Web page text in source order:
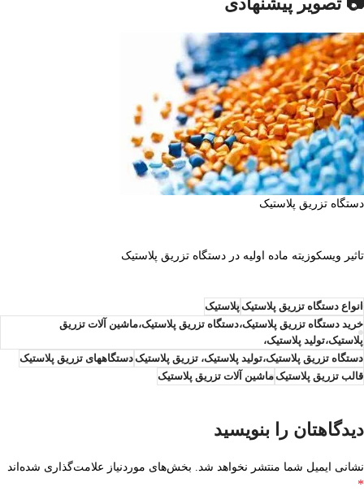
دستگاه تزریق پلاستیک
تاثیر ویسکوزیته ماده اولیه در دستگاه تزریق پلاستیک
انواع دستگاه تزریق پلاستیکپلاستیک
خرید دستگاه تزریق پلاستیک،دستگاه تزریق پلاستیک،ماشین آلات تزریق
پلاستیک،تولید پلاستیک،
دستگاه تزریق پلاستیک،تولید پلاستیک، تزریق پلاستیکدستگاههای تزریق پلاستیک
قالب تزریق پلاستیکماشین آلات تزریق پلاستیک
دیدگاهتان را بنویسید
نشانی ایمیل شما منتشر نخواهد شد. بخش‌های موردنیاز علامت‌گذاری شده‌اند
*